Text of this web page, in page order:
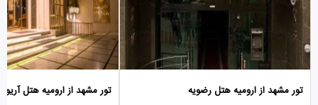
تور مشهد از ارومیه هتل رضویه تور مشهد از ارومیه هتل آریو